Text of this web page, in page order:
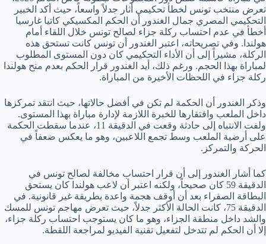
تعرض منتخب تونس لخطأ تحكيمي أثار جدلاً واسعاً، حيث أكد الخبير
التحكيمي المصري جمال الغندور أن الحكم المكسيكي كاتيا غارسيا
أخطأ في عدم احتساب ركلة جزاء لصالح تونس خلال اللقاء أمام
هولندا. وفي تصريحاته، اعتبر الغندور أن تونس كانت تستحق هذه
الركلة، مشيراً إلى أن الأداء التحكيمي كان دون المستوى المطلوب
لمباراة بهذا الحجم. ورغم ذلك، أيد الغندور قرار الحكم بعدم منح هولندا
ركلة جزاء في اللحظات الأخيرة من المباراة.
وذكر الغندور أن الحكمة لم تكن في أفضل حالاتها، حيث انتقد تمركزها
داخل الملعب وافتقارها للخبرة اللازمة لإدارة مباراة بهذا المستوى.
ولفت الانتباه إلى حادثة وقعت في الدقيقة 11، عندما سقطت الحكمة
على أرضية الملعب وسط تجمع اللاعبين، وهو ما يعكس ضعفاً في
الحركة والتمركز.
كما أشار الغندور إلى أن قرار احتساب مخالفة لصالح تونس في
الدقيقة 59 كان صحيحاً، ولكنه اعتبر أن لاعب هولندا كان يستحق
البطاقة الصفراء بعد أن أوقف هجمة واعدة بطريقة غير قانونية. في
الدقيقة 75، كانت الحالة الأكثر جدلاً، حيث تعرض مهاجم تونس للمسك
والشد داخل منطقة الجزاء، وهو ما كان يستوجب احتساب ركلة جزاء،
إلا أن الحكم لم تتدخل لتفعيل تقنية الفيديو لمراجعة اللقطة.